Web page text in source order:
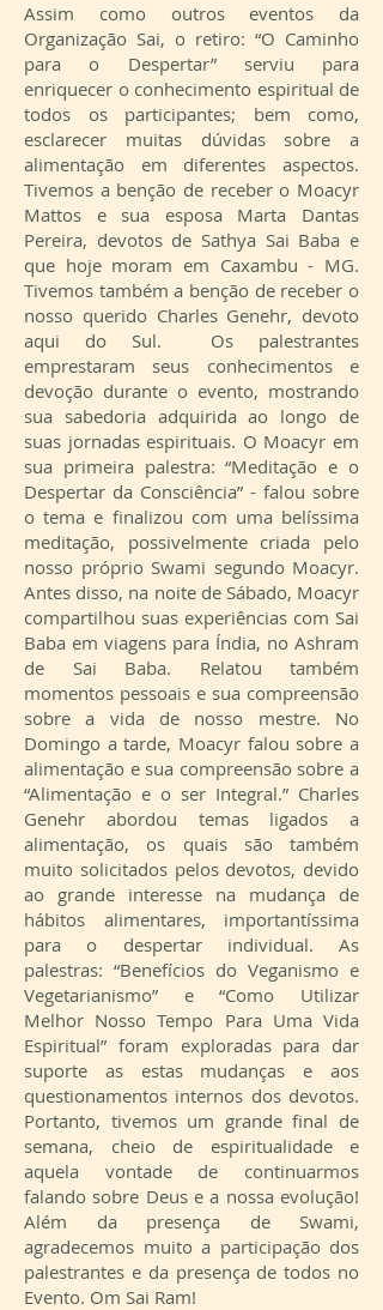
Assim como outros eventos da
Organização Sai, o retiro: “O Caminho
para o Despertar” serviu para
enriquecer o conhecimento espiritual de
todos os participantes; bem como,
esclarecer muitas dúvidas sobre a
alimentação em diferentes aspectos.
Tivemos a benção de receber o Moacyr
Mattos e sua esposa Marta Dantas
Pereira, devotos de Sathya Sai Baba e
que hoje moram em Caxambu - MG.
Tivemos também a benção de receber o
nosso querido Charles Genehr, devoto
aqui do Sul. Os palestrantes
emprestaram seus conhecimentos e
devoção durante o evento, mostrando
sua sabedoria adquirida ao longo de
suas jornadas espirituais. O Moacyr em
sua primeira palestra: “Meditação e o
Despertar da Consciência” - falou sobre
o tema e finalizou com uma belíssima
meditação, possivelmente criada pelo
nosso próprio Swami segundo Moacyr.
Antes disso, na noite de Sábado, Moacyr
compartilhou suas experiências com Sai
Baba em viagens para Índia, no Ashram
de Sai Baba. Relatou também
momentos pessoais e sua compreensão
sobre a vida de nosso mestre. No
Domingo a tarde, Moacyr falou sobre a
alimentação e sua compreensão sobre a
“Alimentação e o ser Integral.” Charles
Genehr abordou temas ligados a
alimentação, os quais são também
muito solicitados pelos devotos, devido
ao grande interesse na mudança de
hábitos alimentares, importantíssima
para o despertar individual. As
palestras: “Benefícios do Veganismo e
Vegetarianismo” e “Como Utilizar
Melhor Nosso Tempo Para Uma Vida
Espiritual” foram exploradas para dar
suporte as estas mudanças e aos
questionamentos internos dos devotos.
Portanto, tivemos um grande final de
semana, cheio de espiritualidade e
aquela vontade de continuarmos
falando sobre Deus e a nossa evolução!
Além da presença de Swami,
agradecemos muito a participação dos
palestrantes e da presença de todos no
Evento. Om Sai Ram!